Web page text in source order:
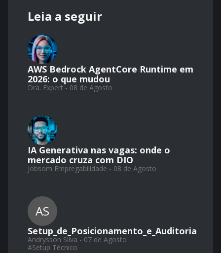
Leia a seguir
AWS Bedrock AgentCore Runtime em
2026: o que mudou
Dra. Expert - 08 de Agosto
IA Generativa nas vagas: onde o
mercado cruza com DIO
Jobsom Empregabilidade - 08 de Agosto
AS
Setup_de_Posicionamento_e_Auditoria
Andrysson Silva - 07 de Agosto
#Setup Técnico